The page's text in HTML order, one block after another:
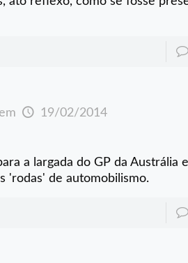
em 19/02/2014
a largada do GP da Austrália
'rodas' de automobilismo.